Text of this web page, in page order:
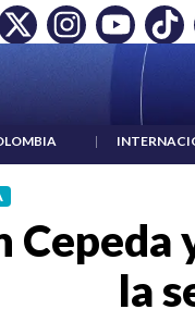
| "HABLAR NO
|
Cepeda
la